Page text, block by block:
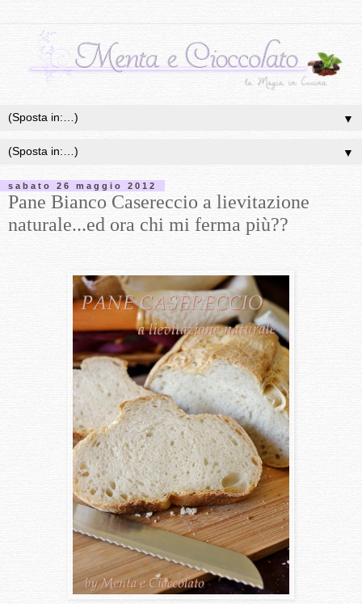
▼
▼
sabato 26 maggio 2012
Pane Bianco Casereccio a lievitazione
naturale...ed ora chi mi ferma più??